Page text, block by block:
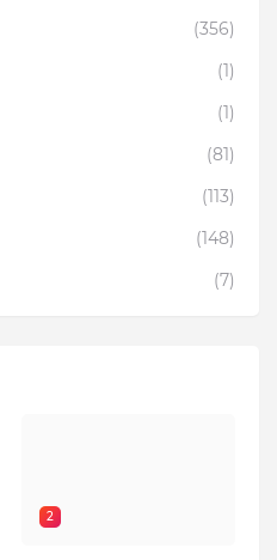
(356)
(1)
(1)
(81)
(113)
(148)
(7)
2